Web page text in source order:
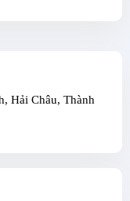
Hải Châu, Thành